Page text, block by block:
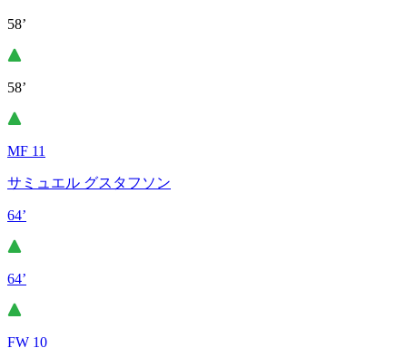
58’
58’
MF 11
サミュエル グスタフソン
64’
64’
FW 10